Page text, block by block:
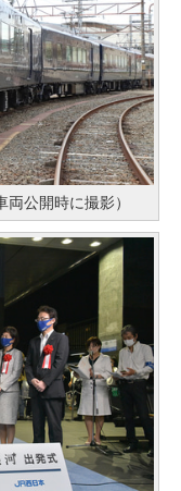
両公開時に撮影）